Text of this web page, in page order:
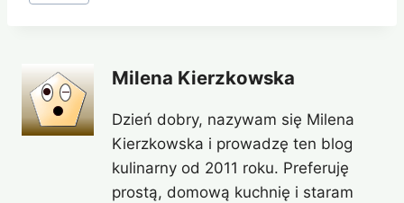
Milena Kierzkowska
Dzień dobry, nazywam się Milena
Kierzkowska i prowadzę ten blog
kulinarny od 2011 roku. Preferuję
prostą, domową kuchnię i staram